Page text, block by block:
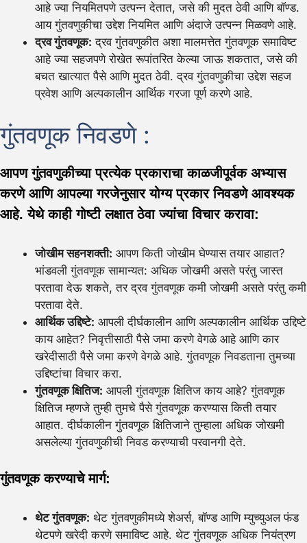
आहे ज्या नियमितपणे उत्पन्न देतात, जसे की मुदत ठेवी आणि बॉण्ड.
आय गुंतवणुकीचा उद्देश नियमित आणि अंदाजे उत्पन्न मिळवणे आहे.
द्रव गुंतवणूक: द्रव गुंतवणुकीत अशा मालमत्तेत गुंतवणूक समाविष्ट
आहे ज्या सहजपणे रोखेत रूपांतरित केल्या जाऊ शकतात, जसे की
बचत खात्यात पैसे आणि मुदत ठेवी. द्रव गुंतवणुकीचा उद्देश सहज
प्रवेश आणि अल्पकालीन आर्थिक गरजा पूर्ण करणे आहे.
गुंतवणूक निवडणे :
आपण गुंतवणुकीच्या प्रत्येक प्रकाराचा काळजीपूर्वक अभ्यास
करणे आणि आपल्या गरजेनुसार योग्य प्रकार निवडणे आवश्यक
आहे. येथे काही गोष्टी लक्षात ठेवा ज्यांचा विचार करावा:
जोखीम सहनशक्ती: आपण किती जोखीम घेण्यास तयार आहात?
भांडवली गुंतवणूक सामान्यत: अधिक जोखमी असते परंतु जास्त
परतावा देऊ शकते, तर द्रव गुंतवणूक कमी जोखमी असते परंतु कमी
परतावा देते.
आर्थिक उद्दिष्टे: आपली दीर्घकालीन आणि अल्पकालीन आर्थिक उद्दिष्टे
काय आहेत? निवृत्तीसाठी पैसे जमा करणे वेगळे आहे आणि कार
खरेदीसाठी पैसे जमा करणे वेगळे आहे. गुंतवणूक निवडताना तुमच्या
उद्दिष्टांचा विचार करा.
गुंतवणूक क्षितिज: आपली गुंतवणूक क्षितिज काय आहे? गुंतवणूक
क्षितिज म्हणजे तुम्ही तुमचे पैसे गुंतवणूक करण्यास किती तयार
आहात. दीर्घकालीन गुंतवणूक क्षितिजाने तुम्हाला अधिक जोखमी
असलेल्या गुंतवणुकीची निवड करण्याची परवानगी देते.
गुंतवणूक करण्याचे मार्ग:
थेट गुंतवणूक: थेट गुंतवणुकीमध्ये शेअर्स, बॉण्ड आणि म्युच्युअल फंड
थेटपणे खरेदी करणे समाविष्ट आहे. थेट गुंतवणूक अधिक नियंत्रण